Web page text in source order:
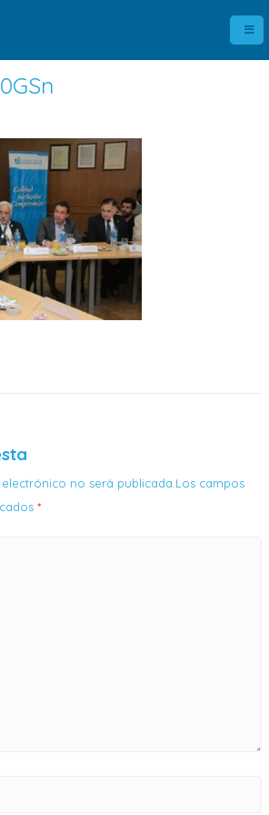
no será publicada.Los campos
*